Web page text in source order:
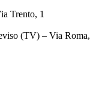
Trento, 1
(TV) – Via Roma,